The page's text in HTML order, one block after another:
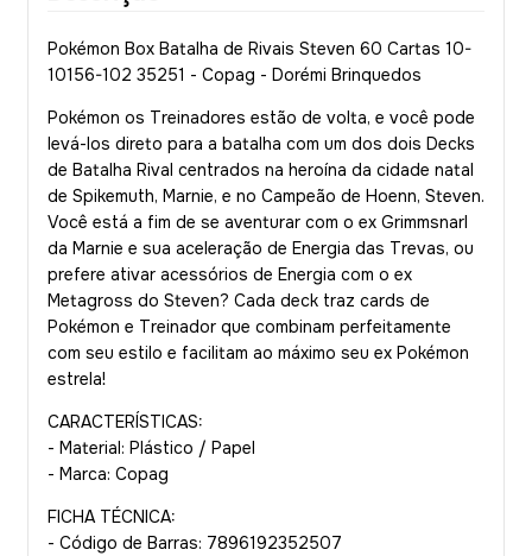
Pokémon Box Batalha de Rivais Steven 60 Cartas 10-
10156-102 35251 - Copag - Dorémi Brinquedos
Pokémon os Treinadores estão de volta, e você pode
levá-los direto para a batalha com um dos dois Decks
de Batalha Rival centrados na heroína da cidade natal
de Spikemuth, Marnie, e no Campeão de Hoenn, Steven.
Você está a fim de se aventurar com o ex Grimmsnarl
da Marnie e sua aceleração de Energia das Trevas, ou
prefere ativar acessórios de Energia com o ex
Metagross do Steven? Cada deck traz cards de
Pokémon e Treinador que combinam perfeitamente
com seu estilo e facilitam ao máximo seu ex Pokémon
estrela!
CARACTERÍSTICAS:
- Material: Plástico / Papel
- Marca: Copag
FICHA TÉCNICA:
- Código de Barras: 7896192352507